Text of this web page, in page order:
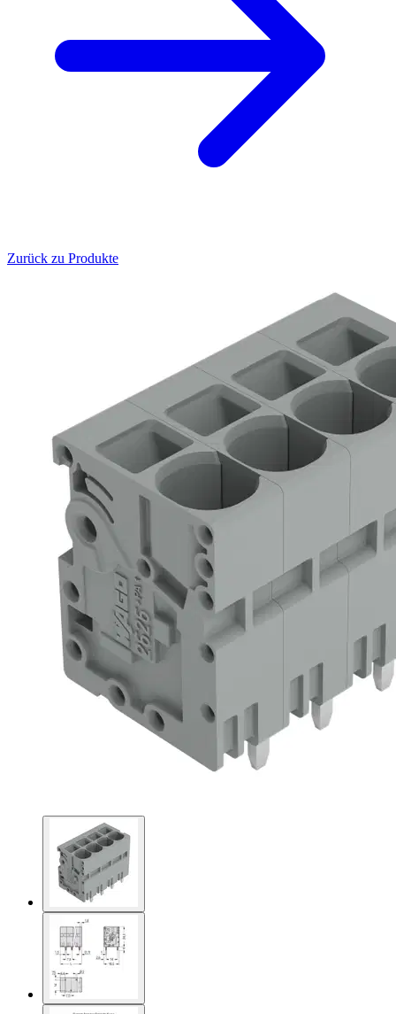
Zurück zu Produkte